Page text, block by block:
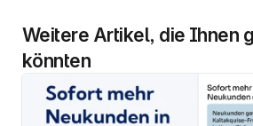
Weitere Artikel, die Ihnen
könnten